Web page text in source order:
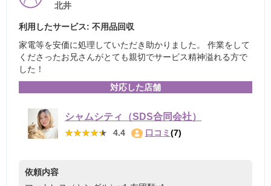
北井
利用したサービス: 不用品回収
家電等を安価に処理していただき助かりました。 作業をして
くださったお兄さんがとても親切でサービス精神溢れる方で
した！
対応した店舗
シャムシティ（SDS合同会社）
★★★★★
★★★★★ 4.4 口コミ (7)
依頼内容